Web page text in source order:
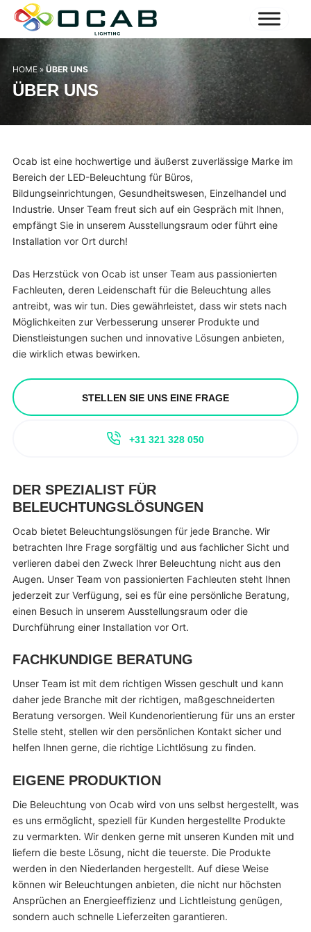
HOME» ÜBER UNS
ÜBER UNS
Ocab ist eine hochwertige und äußerst zuverlässige Marke im
Bereich der LED-Beleuchtung für Büros,
Bildungseinrichtungen, Gesundheitswesen, Einzelhandel und
Industrie. Unser Team freut sich auf ein Gespräch mit Ihnen,
empfängt Sie in unserem Ausstellungsraum oder führt eine
Installation vor Ort durch!
Das Herzstück von Ocab ist unser Team aus passionierten
Fachleuten, deren Leidenschaft für die Beleuchtung alles
antreibt, was wir tun. Dies gewährleistet, dass wir stets nach
Möglichkeiten zur Verbesserung unserer Produkte und
Dienstleistungen suchen und innovative Lösungen anbieten,
die wirklich etwas bewirken.
STELLEN SIE UNS EINE FRAGE
+31 321 328 050
DER SPEZIALIST FÜR
BELEUCHTUNGSLÖSUNGEN
Ocab bietet Beleuchtungslösungen für jede Branche. Wir
betrachten Ihre Frage sorgfältig und aus fachlicher Sicht und
verlieren dabei den Zweck Ihrer Beleuchtung nicht aus den
Augen. Unser Team von passionierten Fachleuten steht Ihnen
jederzeit zur Verfügung, sei es für eine persönliche Beratung,
einen Besuch in unserem Ausstellungsraum oder die
Durchführung einer Installation vor Ort.
FACHKUNDIGE BERATUNG
Unser Team ist mit dem richtigen Wissen geschult und kann
daher jede Branche mit der richtigen, maßgeschneiderten
Beratung versorgen. Weil Kundenorientierung für uns an erster
Stelle steht, stellen wir den persönlichen Kontakt sicher und
helfen Ihnen gerne, die richtige Lichtlösung zu finden.
EIGENE PRODUKTION
Die Beleuchtung von Ocab wird von uns selbst hergestellt, was
es uns ermöglicht, speziell für Kunden hergestellte Produkte
zu vermarkten. Wir denken gerne mit unseren Kunden mit und
liefern die beste Lösung, nicht die teuerste. Die Produkte
werden in den Niederlanden hergestellt. Auf diese Weise
können wir Beleuchtungen anbieten, die nicht nur höchsten
Ansprüchen an Energieeffizienz und Lichtleistung genügen,
sondern auch schnelle Lieferzeiten garantieren.